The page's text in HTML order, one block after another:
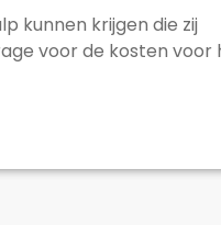
kunnen krijgen die zij
voor de kosten voor